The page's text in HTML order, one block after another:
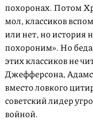
похоронах. Потом
мол, классиков
или нет, но история
похороним». Но
этих классиков не
Джефферсона,
вместо ловкого
советский лидер
войной.